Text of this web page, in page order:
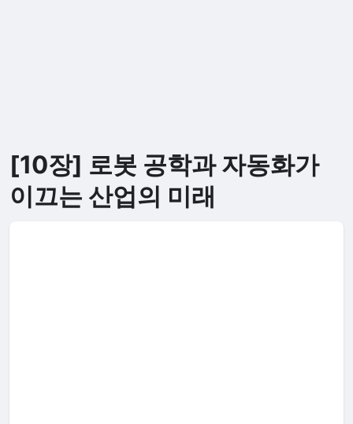
[10장] 로봇 공학과 자동화가
이끄는 산업의 미래